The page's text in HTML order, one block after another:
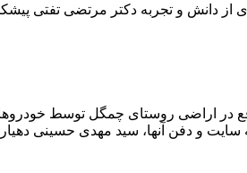
در اراضی روستای چمگل توسط